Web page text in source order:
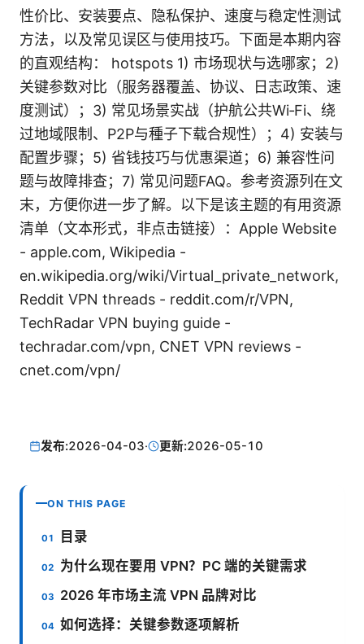
性价比、安装要点、隐私保护、速度与稳定性测试
方法，以及常见误区与使用技巧。下面是本期内容
的直观结构： hotspots 1) 市场现状与选哪家；2)
关键参数对比（服务器覆盖、协议、日志政策、速
度测试）；3) 常见场景实战（护航公共Wi‑Fi、绕
过地域限制、P2P与種子下载合规性）；4) 安装与
配置步骤；5) 省钱技巧与优惠渠道；6) 兼容性问
题与故障排查；7) 常见问题FAQ。参考资源列在文
末，方便你进一步了解。以下是该主题的有用资源
清单（文本形式，非点击链接）：Apple Website
- apple.com, Wikipedia -
en.wikipedia.org/wiki/Virtual_private_network,
Reddit VPN threads - reddit.com/r/VPN,
TechRadar VPN buying guide -
techradar.com/vpn, CNET VPN reviews -
cnet.com/vpn/
发布:2026-04-03· 更新:2026-05-10
ON THIS PAGE
目录
为什么现在要用 VPN？PC 端的关键需求
2026 年市场主流 VPN 品牌对比
如何选择：关键参数逐项解析